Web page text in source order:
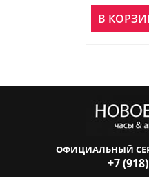
В
ОФИЦИАЛЬНЫЙ
+7